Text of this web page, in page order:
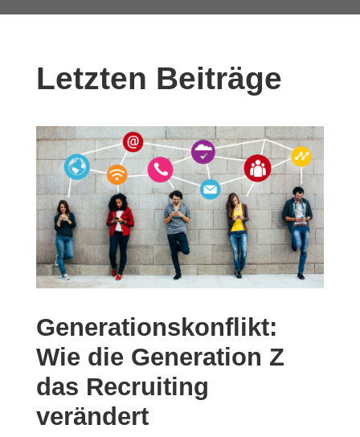
Letzten Beiträge
Generationskonflikt:
Wie die Generation Z
das Recruiting
verändert